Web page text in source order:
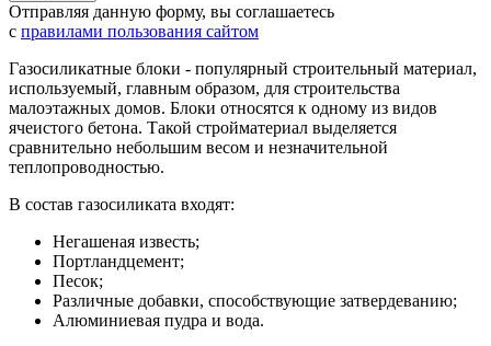
Отправляя данную форму, вы соглашаетесь
с правилами пользования сайтом
Газосиликатные блоки - популярный строительный материал,
используемый, главным образом, для cтроительства
малоэтажных домов. Блоки относятся к одному из видов
ячеистого бетона. Такой стройматериал выделяется
сравнительно небольшим весом и незначительной
теплопроводностью.
В состав газосиликата входят:
Негашеная известь;
Портландцемент;
Песок;
Различные добавки, способствующие затвердеванию;
Алюминиевая пудра и вода.